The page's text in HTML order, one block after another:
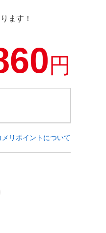
ます！
円
メリポイントについて